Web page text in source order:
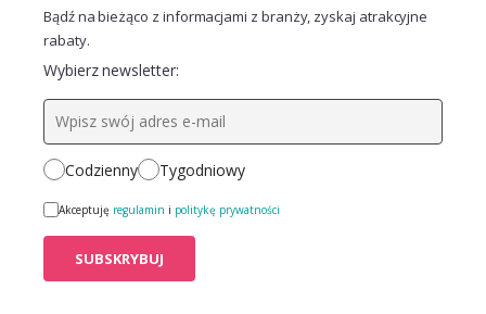
Bądź na bieżąco z informacjami z branży, zyskaj atrakcyjne
rabaty.
Wybierz newsletter:
Codzienny Tygodniowy
Akceptuję regulamin i politykę prywatności